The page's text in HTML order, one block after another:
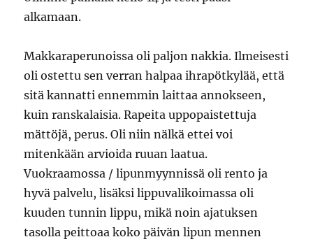
alkamaan.
Makkaraperunoissa oli paljon nakkia. Ilmeisesti
oli ostettu sen verran halpaa ihrapötkylää, että
sitä kannatti ennemmin laittaa annokseen,
kuin ranskalaisia. Rapeita uppopaistettuja
mättöjä, perus. Oli niin nälkä ettei voi
mitenkään arvioida ruuan laatua.
Vuokraamossa / lipunmyynnissä oli rento ja
hyvä palvelu, lisäksi lippuvalikoimassa oli
kuuden tunnin lippu, mikä noin ajatuksen
tasolla peittoaa koko päivän lipun mennen